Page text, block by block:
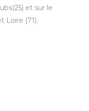
et sur le
Loire (71).